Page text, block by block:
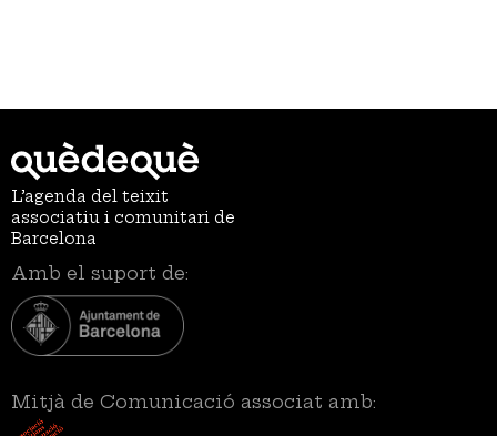
L’agenda del teixit
associatiu i comunitari de
Barcelona
Amb el suport de:
Mitjà de Comunicació associat amb: